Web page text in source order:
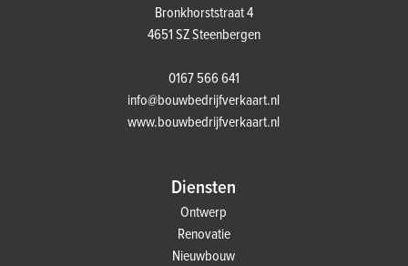
Bronkhorststraat 4
4651 SZ Steenbergen
0167 566 641
info@bouwbedrijfverkaart.nl
www.bouwbedrijfverkaart.nl
Diensten
Ontwerp
Renovatie
Nieuwbouw